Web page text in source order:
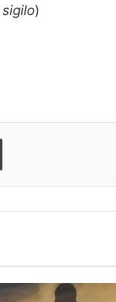
)
Imprimir